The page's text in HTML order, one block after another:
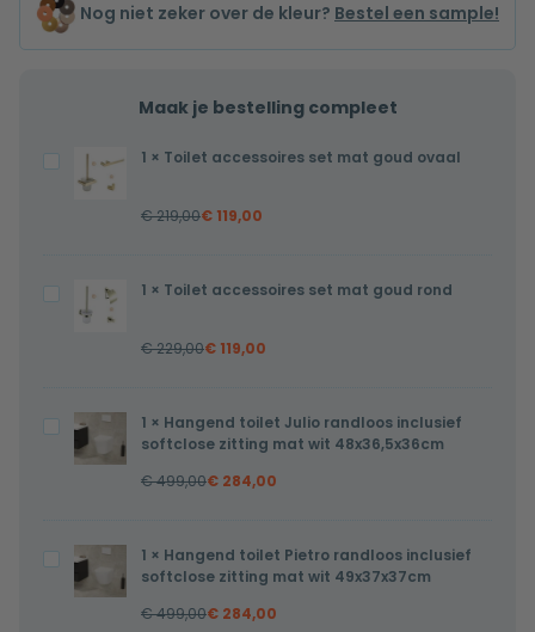
Nog niet zeker over de kleur? Bestel een sample!
Maak je bestelling compleet
Toilet
accessoires
goud
ovaal
1 × Toilet accessoires set mat goud ovaal
€219,00€ 119,00
Toilet
accessoires
goud
rond
1 × Toilet accessoires set mat goud rond
€229,00€ 119,00
Hangend
toilet
inclusief
softclose
zitting
1 × Hangend toilet Julio randloos inclusief
softclose zitting mat wit 48x36,5x36cm
€499,00€ 284,00
Hangend
toilet
1 × Hangend toilet Pietro randloos inclusief
softclose zitting mat wit 49x37x37cm
€499,00€ 284,00